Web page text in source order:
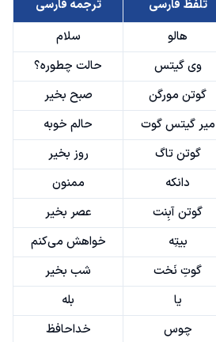
تلفظ فارسی
ترجمه فارسی
هالو
سلام
وی گیتس
حالت چطوره؟
گوتن مورگن
صبح بخیر
میر گیتس گوت
حالم خوبه
گوتن تاگ
روز بخیر
دانکه
ممنون
گوتن آبِنت
عصر بخیر
بیتِه
خواهش می‌کنم
گوتِ نَخت
شب بخیر
یا
بله
چوس
خداحافظ